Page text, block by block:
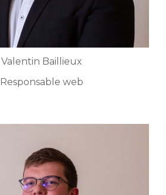
Valentin Baillieux
Responsable web